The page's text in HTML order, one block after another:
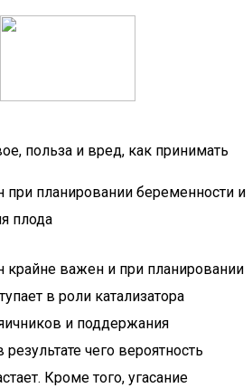
польза и вред, как принимать
планировании беременности и
плода
важен и при планировании
в роли катализатора
и поддержания
чего вероятность
Кроме того, угасание